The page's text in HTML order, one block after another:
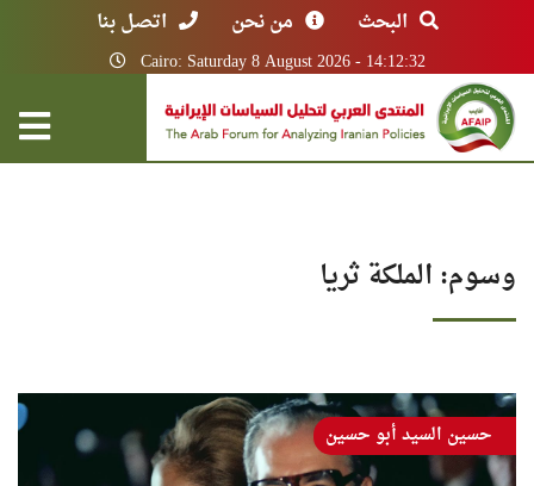
البحث من نحن اتصل بنا
Cairo: Saturday 8 August 2026 - 14:12:32
وسوم: الملكة ثريا
حسين السيد أبو حسين